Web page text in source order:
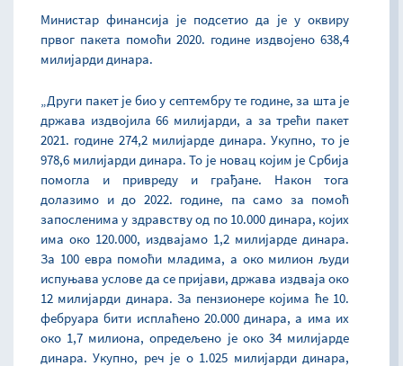
Министар финансија је подсетио да је у оквиру
првог пакета помоћи 2020. године издвојено 638,4
милијарди динара.
„Други пакет је био у септембру те године, за шта је
држава издвојила 66 милијарди, а за трећи пакет
2021. године 274,2 милијарде динара. Укупно, то је
978,6 милијарди динара. То је новац којим је Србија
помогла и привреду и грађане. Након тога
долазимо и до 2022. године, па само за помоћ
запосленима у здравству од по 10.000 динара, којих
има око 120.000, издвајамо 1,2 милијарде динара.
За 100 евра помоћи младима, а око милион људи
испуњава услове да се пријави, држава издваја око
12 милијарди динара. За пензионере којима ће 10.
фебруара бити исплаћено 20.000 динара, а има их
око 1,7 милиона, опредељено је око 34 милијарде
динара. Укупно, реч је о 1.025 милијарди динара,